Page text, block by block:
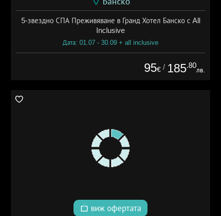
5-звездно СПА Преживяване в Гранд Хотел Банско с All
Inclusive
Дата: 01.07 - 30.09 + all inclusive
95€ / 185.80
лв.
виж офертата